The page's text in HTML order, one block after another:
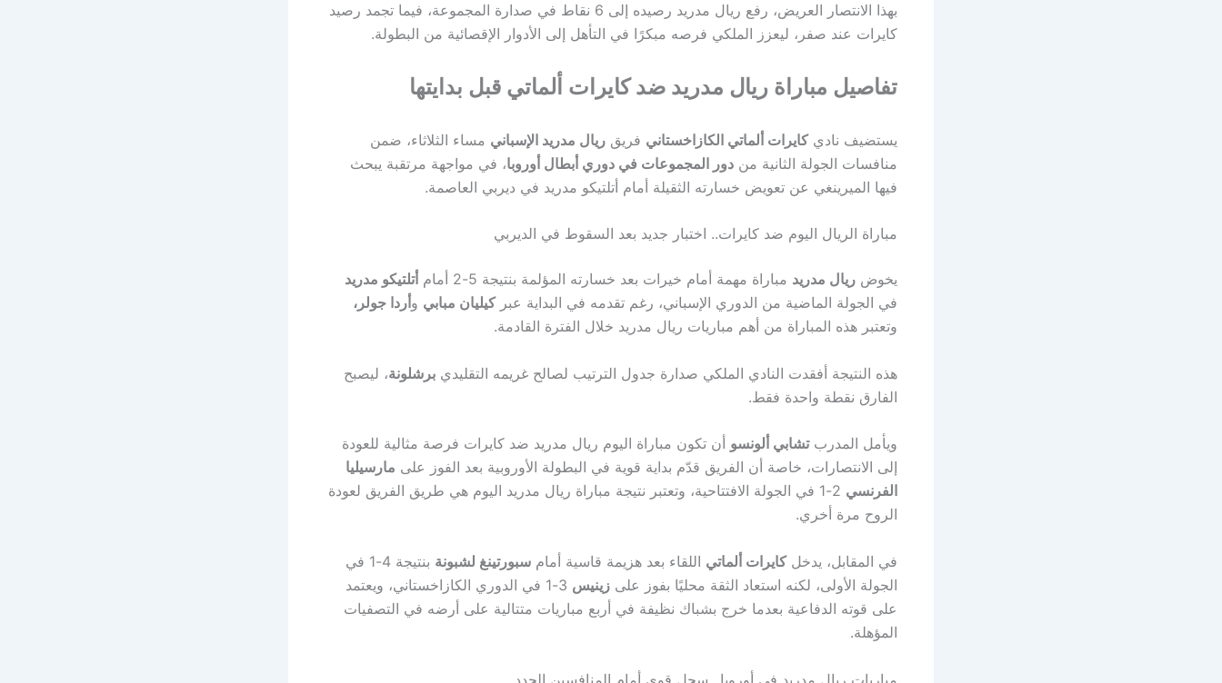
بهذا الانتصار العريض، رفع ريال مدريد رصيده إلى 6 نقاط في صدارة المجموعة، فيما تجمد رصيد
كايرات عند صفر، ليعزز الملكي فرصه مبكرًا في التأهل إلى الأدوار الإقصائية من البطولة.
تفاصيل مباراة ريال مدريد ضد كايرات ألماتي قبل بدايتها
يستضيف ناديكايرات ألماتي الكازاخستاني فريق ريال مدريد الإسباني مساء الثلاثاء، ضمن
منافسات الجولة الثانية من دور المجموعات في دوري أبطال أوروبا، في مواجهة مرتقبة يبحث
فيها الميرينغي عن تعويض خسارته الثقيلة أمام أتلتيكو مدريد في ديربي العاصمة.
مباراة الريال اليوم ضد كايرات.. اختبار جديد بعد السقوط في الديربي
يخوض ريال مدريد مباراة مهمة أمام خيرات بعد خسارته المؤلمة بنتيجة 5-2 أمام
أتلتيكو مدريد
في الجولة الماضية من الدوري الإسباني، رغم تقدمه في البداية عبركيليان مبابي وأردا جولر،
وتعتبر هذه المباراة من أهم مباريات ‎ريال مدريد خلال الفترة القادمة.
هذه النتيجة أفقدت النادي الملكي صدارة جدول الترتيب لصالح غريمه التقليدي برشلونة، ليصبح
الفارق نقطة واحدة فقط.
ويأمل المدربتشابي ألونسو أن تكون مباراة اليوم ريال مدريد ضد كايرات فرصة مثالية للعودة
إلى الانتصارات، خاصة أن الفريق قدّم بداية قوية في البطولة الأوروبية بعد الفوز على مارسيليا
الفرنسي
2-1 في الجولة الافتتاحية، وتعتبر نتيجة مباراة ريال مدريد اليوم هي طريق الفريق لعودة
الروح مرة أخري.
في المقابل، يدخلكايرات ألماتي اللقاء بعد هزيمة قاسية أمام سبورتينغ لشبونة
بنتيجة 4-1 في
الجولة الأولى، لكنه استعاد الثقة محليًا بفوز على زينيس
3-1 في الدوري الكازاخستاني، ويعتمد
على قوته الدفاعية بعدما خرج بشباك نظيفة في أربع مباريات متتالية على أرضه في التصفيات
المؤهلة.
مباريات ريال مدريد في أوروبا.. سجل قوي أمام المنافسين الجدد